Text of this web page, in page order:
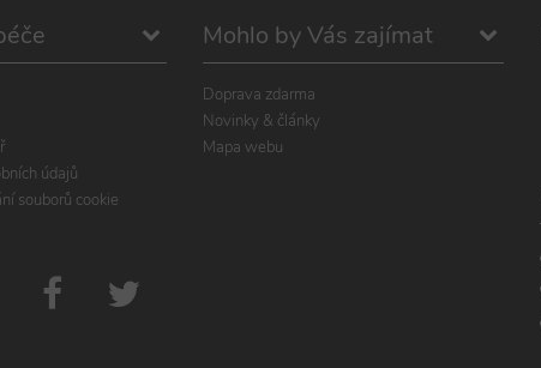
údajů
souborů cookie
Mohlo by Vás zajímat
Doprava zdarma
Novinky & články
Mapa webu